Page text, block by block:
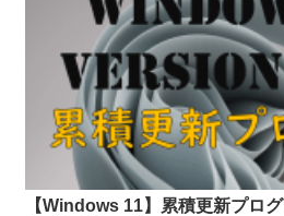
【Windows 11】累積更新プロ